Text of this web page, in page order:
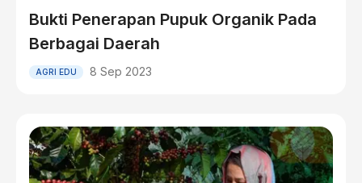
Bukti Penerapan Pupuk Organik Pada
Berbagai Daerah
AGRI EDU 8 Sep 2023